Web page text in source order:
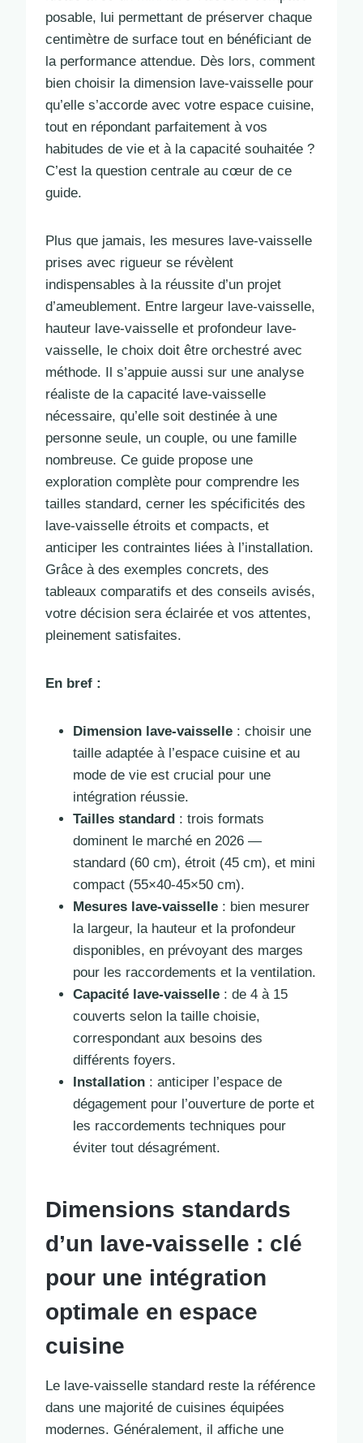
posable, lui permettant de préserver chaque
centimètre de surface tout en bénéficiant de
la performance attendue. Dès lors, comment
bien choisir la dimension lave-vaisselle pour
qu’elle s’accorde avec votre espace cuisine,
tout en répondant parfaitement à vos
habitudes de vie et à la capacité souhaitée ?
C’est la question centrale au cœur de ce
guide.
Plus que jamais, les mesures lave-vaisselle
prises avec rigueur se révèlent
indispensables à la réussite d’un projet
d’ameublement. Entre largeur lave-vaisselle,
hauteur lave-vaisselle et profondeur lave-
vaisselle, le choix doit être orchestré avec
méthode. Il s’appuie aussi sur une analyse
réaliste de la capacité lave-vaisselle
nécessaire, qu’elle soit destinée à une
personne seule, un couple, ou une famille
nombreuse. Ce guide propose une
exploration complète pour comprendre les
tailles standard, cerner les spécificités des
lave-vaisselle étroits et compacts, et
anticiper les contraintes liées à l’installation.
Grâce à des exemples concrets, des
tableaux comparatifs et des conseils avisés,
votre décision sera éclairée et vos attentes,
pleinement satisfaites.
En bref :
Dimension lave-vaisselle : choisir une
taille adaptée à l’espace cuisine et au
mode de vie est crucial pour une
intégration réussie.
Tailles standard : trois formats
dominent le marché en 2026 —
standard (60 cm), étroit (45 cm), et mini
compact (55×40-45×50 cm).
Mesures lave-vaisselle : bien mesurer
la largeur, la hauteur et la profondeur
disponibles, en prévoyant des marges
pour les raccordements et la ventilation.
Capacité lave-vaisselle : de 4 à 15
couverts selon la taille choisie,
correspondant aux besoins des
différents foyers.
Installation : anticiper l’espace de
dégagement pour l’ouverture de porte et
les raccordements techniques pour
éviter tout désagrément.
Dimensions standards
d’un lave-vaisselle : clé
pour une intégration
optimale en espace
cuisine
Le lave-vaisselle standard reste la référence
dans une majorité de cuisines équipées
modernes. Généralement, il affiche une